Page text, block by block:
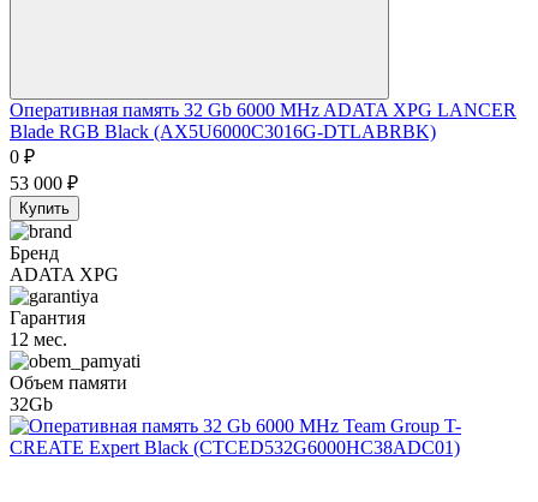
Оперативная память 32 Gb 6000 MHz ADATA XPG LANCER
Blade RGB Black (AX5U6000C3016G-DTLABRBK)
0 ₽
53 000 ₽
Купить
Бренд
ADATA XPG
Гарантия
12 мес.
Объем памяти
32Gb